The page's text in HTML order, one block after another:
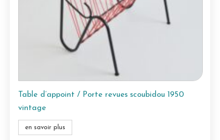
Table d’appoint / Porte revues scoubidou 1950
vintage
en savoir plus